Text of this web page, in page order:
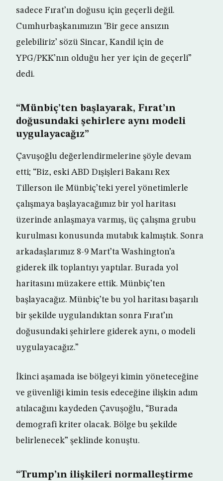
sadece Fırat’ın doğusu için geçerli değil.
Cumhurbaşkanımızın ‘Bir gece ansızın
gelebiliriz’ sözü Sincar, Kandil için de
YPG/PKK’nın olduğu her yer için de geçerli”
dedi.
“Münbiç’ten başlayarak, Fırat’ın
doğusundaki şehirlere aynı modeli
uygulayacağız”
Çavuşoğlu değerlendirmelerine şöyle devam
etti; “Biz, eski ABD Dışişleri Bakanı Rex
Tillerson ile Münbiç’teki yerel yönetimlerle
çalışmaya başlayacağımız bir yol haritası
üzerinde anlaşmaya varmış, üç çalışma grubu
kurulması konusunda mutabık kalmıştık. Sonra
arkadaşlarımız 8-9 Mart’ta Washington’a
giderek ilk toplantıyı yaptılar. Burada yol
haritasını müzakere ettik. Münbiç’ten
başlayacağız. Münbiç’te bu yol haritası başarılı
bir şekilde uygulandıktan sonra Fırat’ın
doğusundaki şehirlere giderek aynı, o modeli
uygulayacağız.”
İkinci aşamada ise bölgeyi kimin yöneteceğine
ve güvenliği kimin tesis edeceğine ilişkin adım
atılacağını kaydeden Çavuşoğlu, “Burada
demografi kriter olacak. Bölge bu şekilde
belirlenecek” şeklinde konuştu.
“Trump’ın ilişkileri normalleştirme